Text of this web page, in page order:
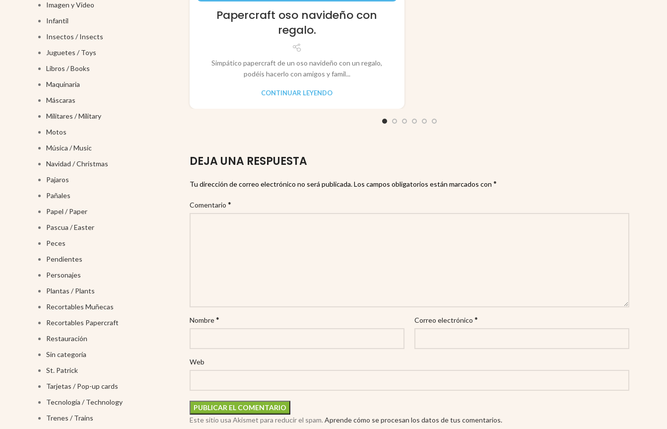
Papercraft oso navideño con
regalo.
Simpático papercraft de un oso navideño con un regalo,
podéis hacerlo con amigos y famil...
CONTINUAR LEYENDO
DEJA UNA RESPUESTA
Tu dirección de correo electrónico no será publicada. Los campos obligatorios están marcados con *
Comentario *
Nombre* Correo electrónico *
Web
Este sitio usa Akismet para reducir el spam. Aprende cómo se procesan los datos de tus comentarios.
Imagen y Video
Infantil
Insectos / Insects
Juguetes / Toys
Libros / Books
Maquinaria
Máscaras
Militares / Military
Motos
Música / Music
Navidad / Christmas
Pajaros
Pañales
Papel / Paper
Pascua / Easter
Peces
Pendientes
Personajes
Plantas / Plants
Recortables Muñecas
Recortables Papercraft
Restauración
Sin categoría
St. Patrick
Tarjetas / Pop-up cards
Tecnología / Technology
Trenes / Trains